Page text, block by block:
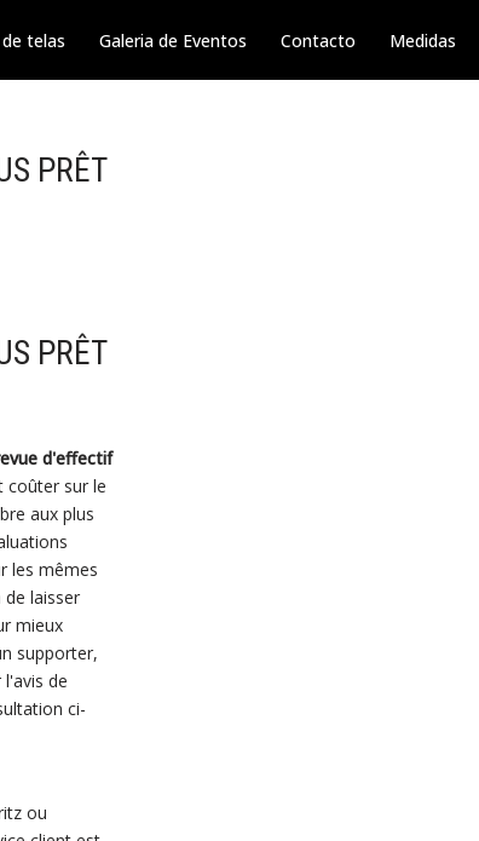
telas Galeria de Eventos Contacto Medidas
PRÊT
PRÊT
d'effectif
coûter sur le
aux plus
les mêmes
laisser
mieux
supporter,
de
ci-
ou